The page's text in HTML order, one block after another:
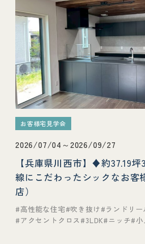
お客様宅見学会
2026/07/04～2026/09/27
【兵庫県川西市】♦約37.19
線にこだわったシックなお客
店）
高性能な住宅 吹き抜け
ランドリー
アクセントクロス
3LDK ニッチ